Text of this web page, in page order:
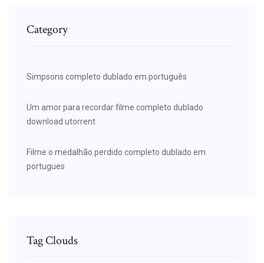
Category
Simpsons completo dublado em português
Um amor para recordar filme completo dublado
download utorrent
Filme o medalhão perdido completo dublado em
portugues
Tag Clouds